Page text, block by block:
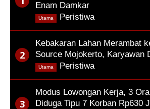
Enam Damkar
Peristiwa,
Utama
Kebakaran Lahan Merambat
Source Mojokerto, Karyawan
Peristiwa,
Utama
Modus Lowongan Kerja, 3
Diduga Tipu 7 Korban Rp630